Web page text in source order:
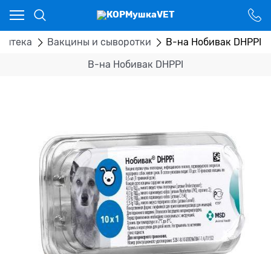
Вакцины и сыворотки В-на Нобивак DHPPI
В-на Нобивак DHPPI
Ваш город - Костанай,
угадали?
ДА